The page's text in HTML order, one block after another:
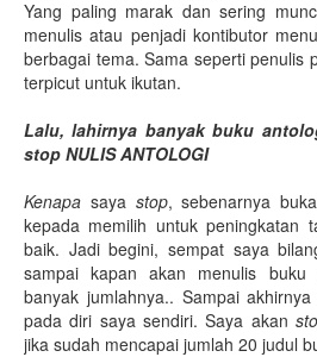
Yang paling marak dan sering
menulis atau penjadi kontibutor
berbagai tema. Sama seperti penulis
terpicut untuk ikutan.
Lalu, lahirnya banyak buku
stop NULIS ANTOLOGI
Kenapa saya stop, sebenarnya
kepada memilih untuk peningkatan
baik. Jadi begini, sempat saya
sampai kapan akan menulis buku
banyak jumlahnya.. Sampai
pada diri saya sendiri. Saya akan
jika sudah mencapai jumlah 20 judul